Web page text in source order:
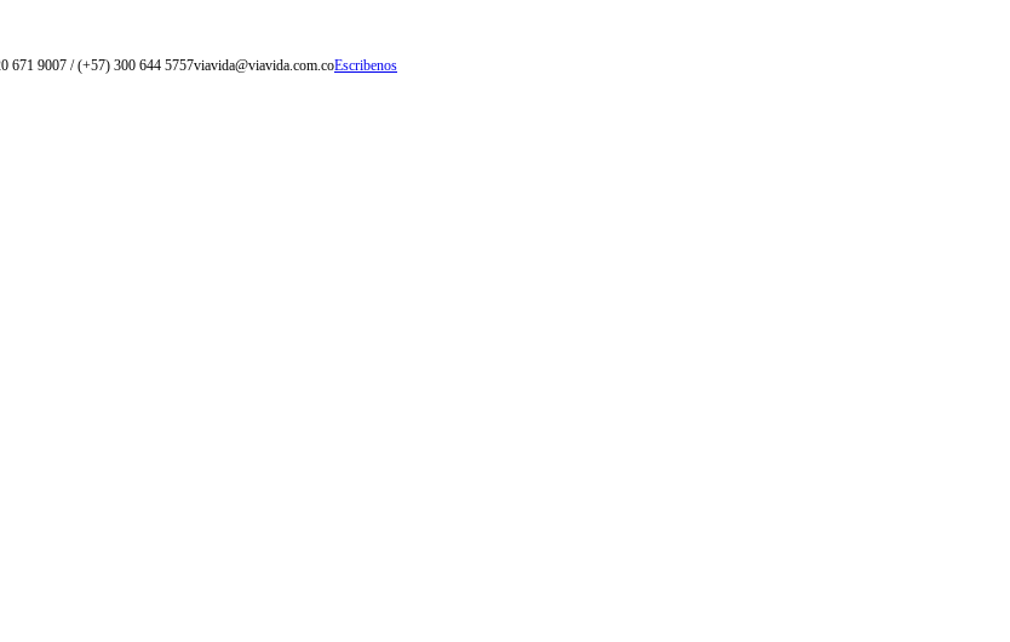
671 9007 / (+57) 300 644 5757viavida@viavida.com.coEscribenos